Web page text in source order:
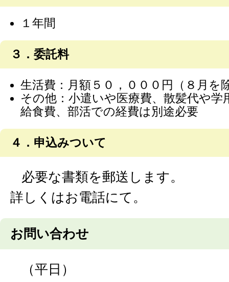
１年間
３．委託料
生活費：月額５０，０００円（８月を
その他：小遣いや医療費、散髪代や学
給食費、部活での経費は別途必要
４．申込みついて
必要な書類を郵送します。
詳しくはお電話にて。
お問い合わせ
（平日）